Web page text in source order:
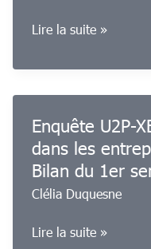
des
proximité
–
2ᵉ
trimestre
Lire la suite »
Enquête U2P-
dans les
Bilan du 1er
Clélia Duquesne
Enquête
Lire la suite »